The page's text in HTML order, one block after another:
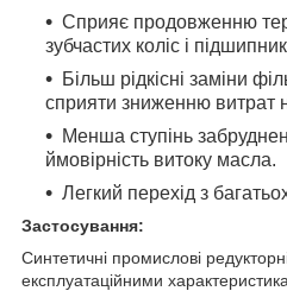
Сприяє продовженню
зубчастих коліс і
Більш рідкісні заміни
сприяти зниженню витрат
Менша ступінь
ймовірність витоку масла.
Легкий перехід з
Застосування:
Синтетичні промислові
експлуатаційними